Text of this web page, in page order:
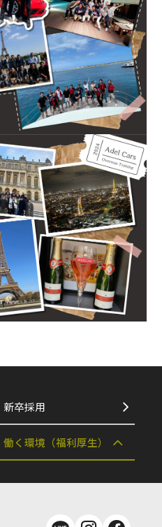
新卒採用
働く環境（福利厚生）